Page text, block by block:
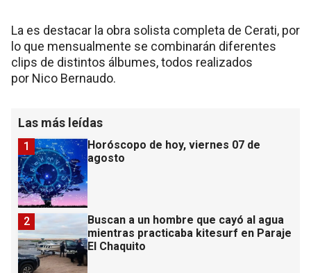
La es destacar la obra solista completa de Cerati, por
lo que mensualmente se combinarán diferentes
clips de distintos álbumes, todos realizados
por Nico Bernaudo.
Las más leídas
Horóscopo de hoy, viernes 07 de
agosto
1
Buscan a un hombre que cayó al agua
mientras practicaba kitesurf en Paraje
El Chaquito
2